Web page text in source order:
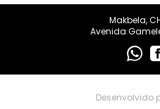
Makbela,
Avenida
Desenvolvido